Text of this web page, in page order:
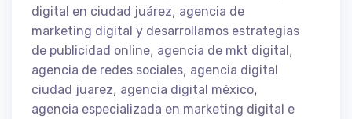
digital en ciudad juárez, agencia de
marketing digital y desarrollamos estrategias
de publicidad online, agencia de mkt digital,
agencia de redes sociales, agencia digital
ciudad juarez, agencia digital méxico,
agencia especializada en marketing digital e